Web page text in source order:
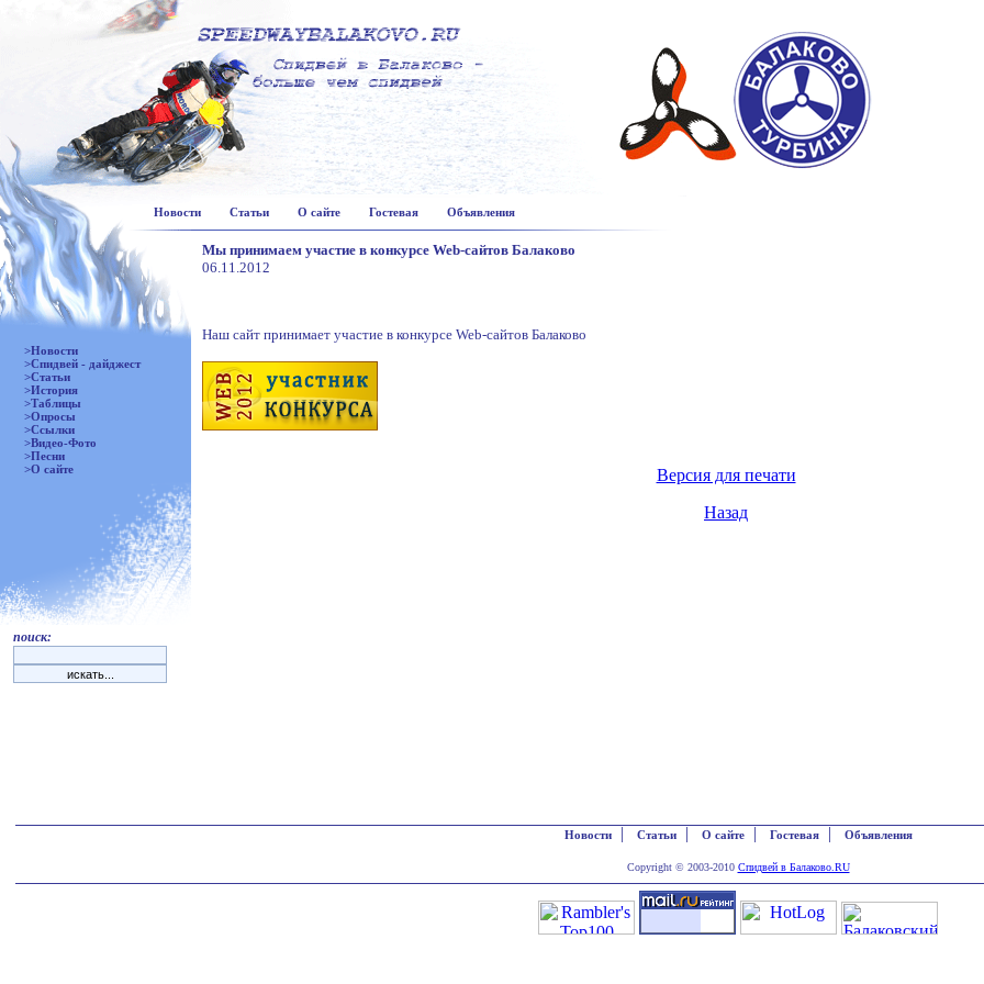
Новости Статьи О сайте Гостевая Объявления
>Новости
>Спидвей - дайджест
>Статьи
>История
>Таблицы
>Опросы
>Ссылки
>Видео-Фото
>Песни
>О сайте
поиск:
Мы принимаем участие в конкурсе Web-сайтов Балаково
06.11.2012
Наш сайт принимает участие в конкурсе Web-сайтов Балаково
Версия для печати
Назад
Новости| Статьи| О сайте| Гостевая| Объявления
Copyright © 2003-2010 Спидвей в Балаково.RU